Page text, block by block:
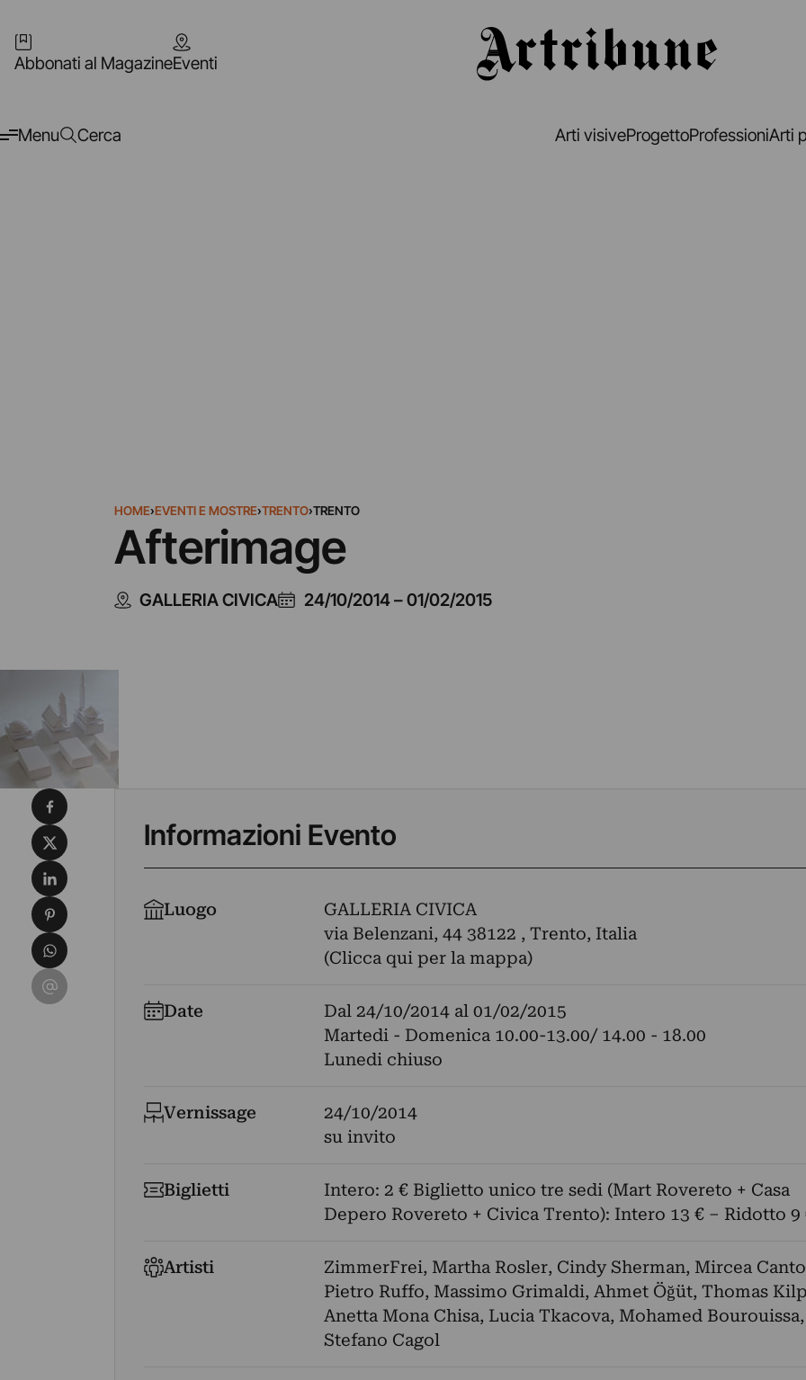
Abbonati al MagazineEventi
Menu Cerca Arti visiveProgettoProfessioniArti
HOME›EVENTI E MOSTRE›TRENTO›TRENTO
Afterimage
GALLERIA CIVICA 24/10/2014–01/02/2015
Informazioni Evento
Luogo
GALLERIA CIVICA
via Belenzani, 44 38122 , Trento, Italia
(Clicca qui per la mappa)
Date Dal 24/10/2014al 01/02/2015
Martedi - Domenica 10.00-13.00/ 14.00 - 18.00
Lunedi chiuso
Vernissage
24/10/2014
su invito
Biglietti
Intero: 2 € Biglietto unico tre sedi (Mart Rovereto + Casa
Depero Rovereto + Civica Trento): Intero 13 € – Ridotto 9
Artisti ZimmerFrei, Martha Rosler, Cindy Sherman, Mircea
Pietro Ruffo, Massimo Grimaldi, Ahmet Öğüt, Thomas
Anetta Mona Chisa, Lucia Tkacova, Mohamed Bourouissa,
Stefano Cagol
Condividi su Facebook
Condividi su X
Condividi su LinkedIn
Condividi su Pinterest
Condividi su WhatsApp
Condividi su Email